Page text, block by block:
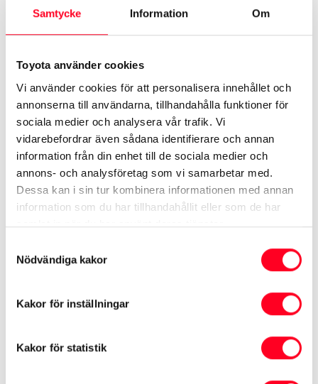
Samtycke Information Om
Toyota använder cookies
Vi använder cookies för att personalisera innehållet och
annonserna till användarna, tillhandahålla funktioner för
sociala medier och analysera vår trafik. Vi
vidarebefordrar även sådana identifierare och annan
information från din enhet till de sociala medier och
annons- och analysföretag som vi samarbetar med.
Dessa kan i sin tur kombinera informationen med annan
information som du har tillhandahållit eller som de har
samlat in när du har använt deras tjänster.
Nödvändiga kakor
Kakor för inställningar
Kakor för statistik
Mer om Aygo X Hybrid
Se specifikationer ›
Se kampanj på Aygo X Hybrid ›
Begagnade Aygo X ›
Se mer på Toyota.se
Aygo X Hybrid
* Värden enligt nya testcykeln WLTP som gäller för förbrukning och
för jämförelse mellan olika bilmodeller. Bränsleförbrukning och koldioxid
(CO ) kan bli högre eller lägre beroende på bl.a. utrustning, körsätt och